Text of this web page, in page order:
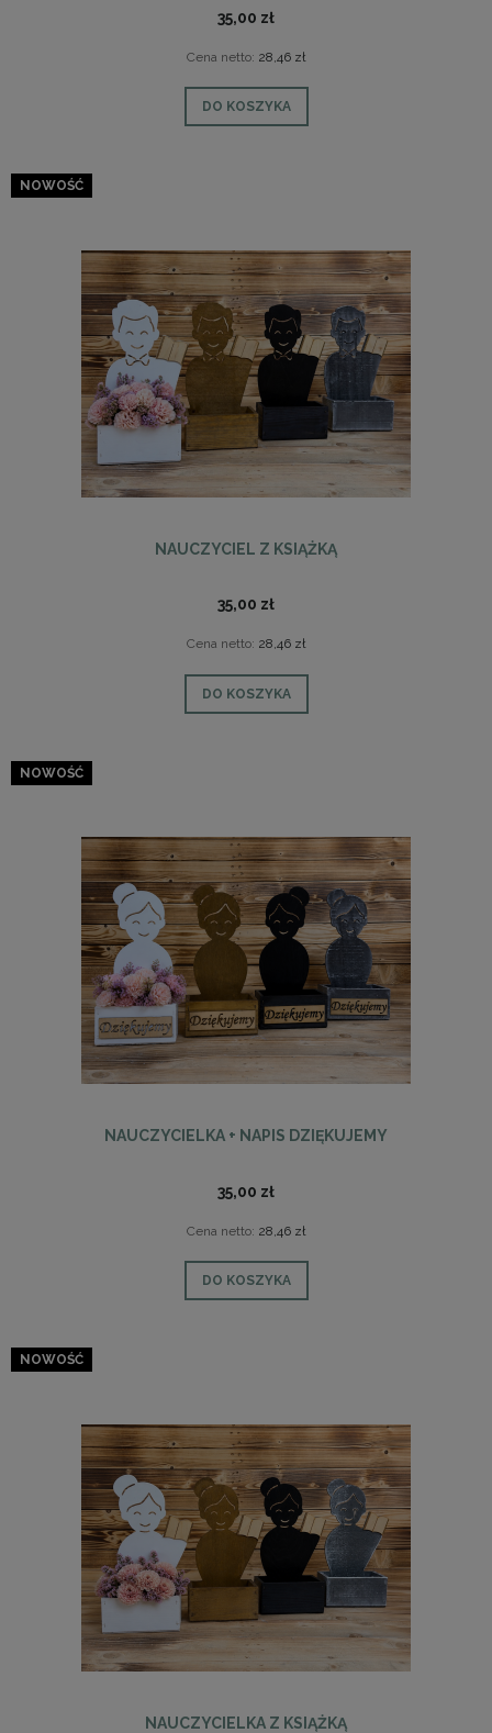
35,00 zł
Cena netto: 28,46 zł
DO KOSZYKA
NAUCZYCIEL Z KSIĄŻKĄ
35,00 zł
Cena netto: 28,46 zł
DO KOSZYKA
NOWOŚĆ
NAUCZYCIELKA + NAPIS DZIĘKUJEMY
35,00 zł
Cena netto: 28,46 zł
DO KOSZYKA
NOWOŚĆ
NAUCZYCIELKA Z KSIĄŻKĄ
NOWOŚĆ